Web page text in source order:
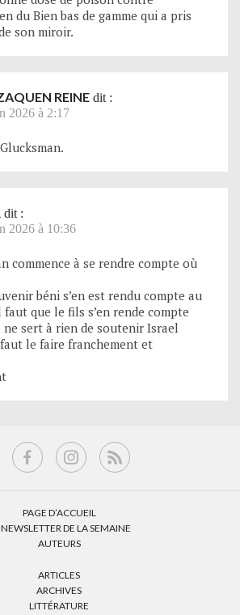
du Bien bas de gamme qui a pris
son miroir.
REINE dit :
2026 à 2:17
dit :
2026 à 10:36
commence à se rendre compte où
béni s’en est rendu compte au
que le fils s’en rende compte
sert à rien de soutenir Israel
le faire franchement et
PAGE D’ACCUEIL
DE LA SEMAINE
AUTEURS
ARTICLES
ARCHIVES
LITTÉRATURE